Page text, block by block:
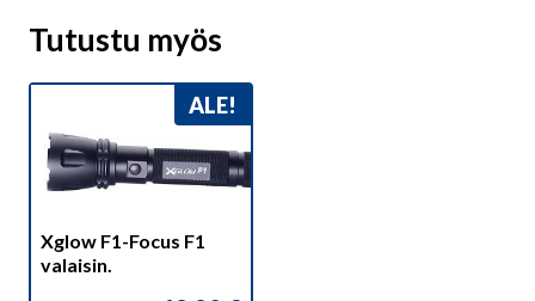
Tutustu myös
ALE!
Xglow F1-Focus F1
valaisin.